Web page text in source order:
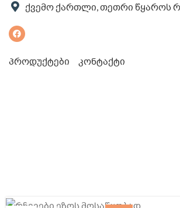
ქვემო ქართლი, თეთრი წყაროს
პროდუქტები კონტაქტი